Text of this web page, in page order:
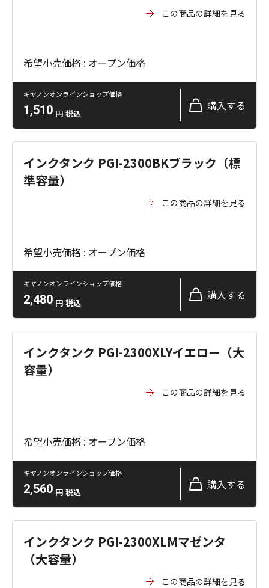
この商品の詳細を見る
希望小売価格 : オープン価格
キヤノンオンラインショップ価格
1,510 円 税込
購入する
インクタンク PGI-2300BKブラック（標
準容量）
この商品の詳細を見る
希望小売価格 : オープン価格
キヤノンオンラインショップ価格
2,480 円 税込
購入する
インクタンク PGI-2300XLYイエロー（大
容量）
この商品の詳細を見る
希望小売価格 : オープン価格
キヤノンオンラインショップ価格
2,560 円 税込
購入する
インクタンク PGI-2300XLMマゼンタ
（大容量）
この商品の詳細を見る